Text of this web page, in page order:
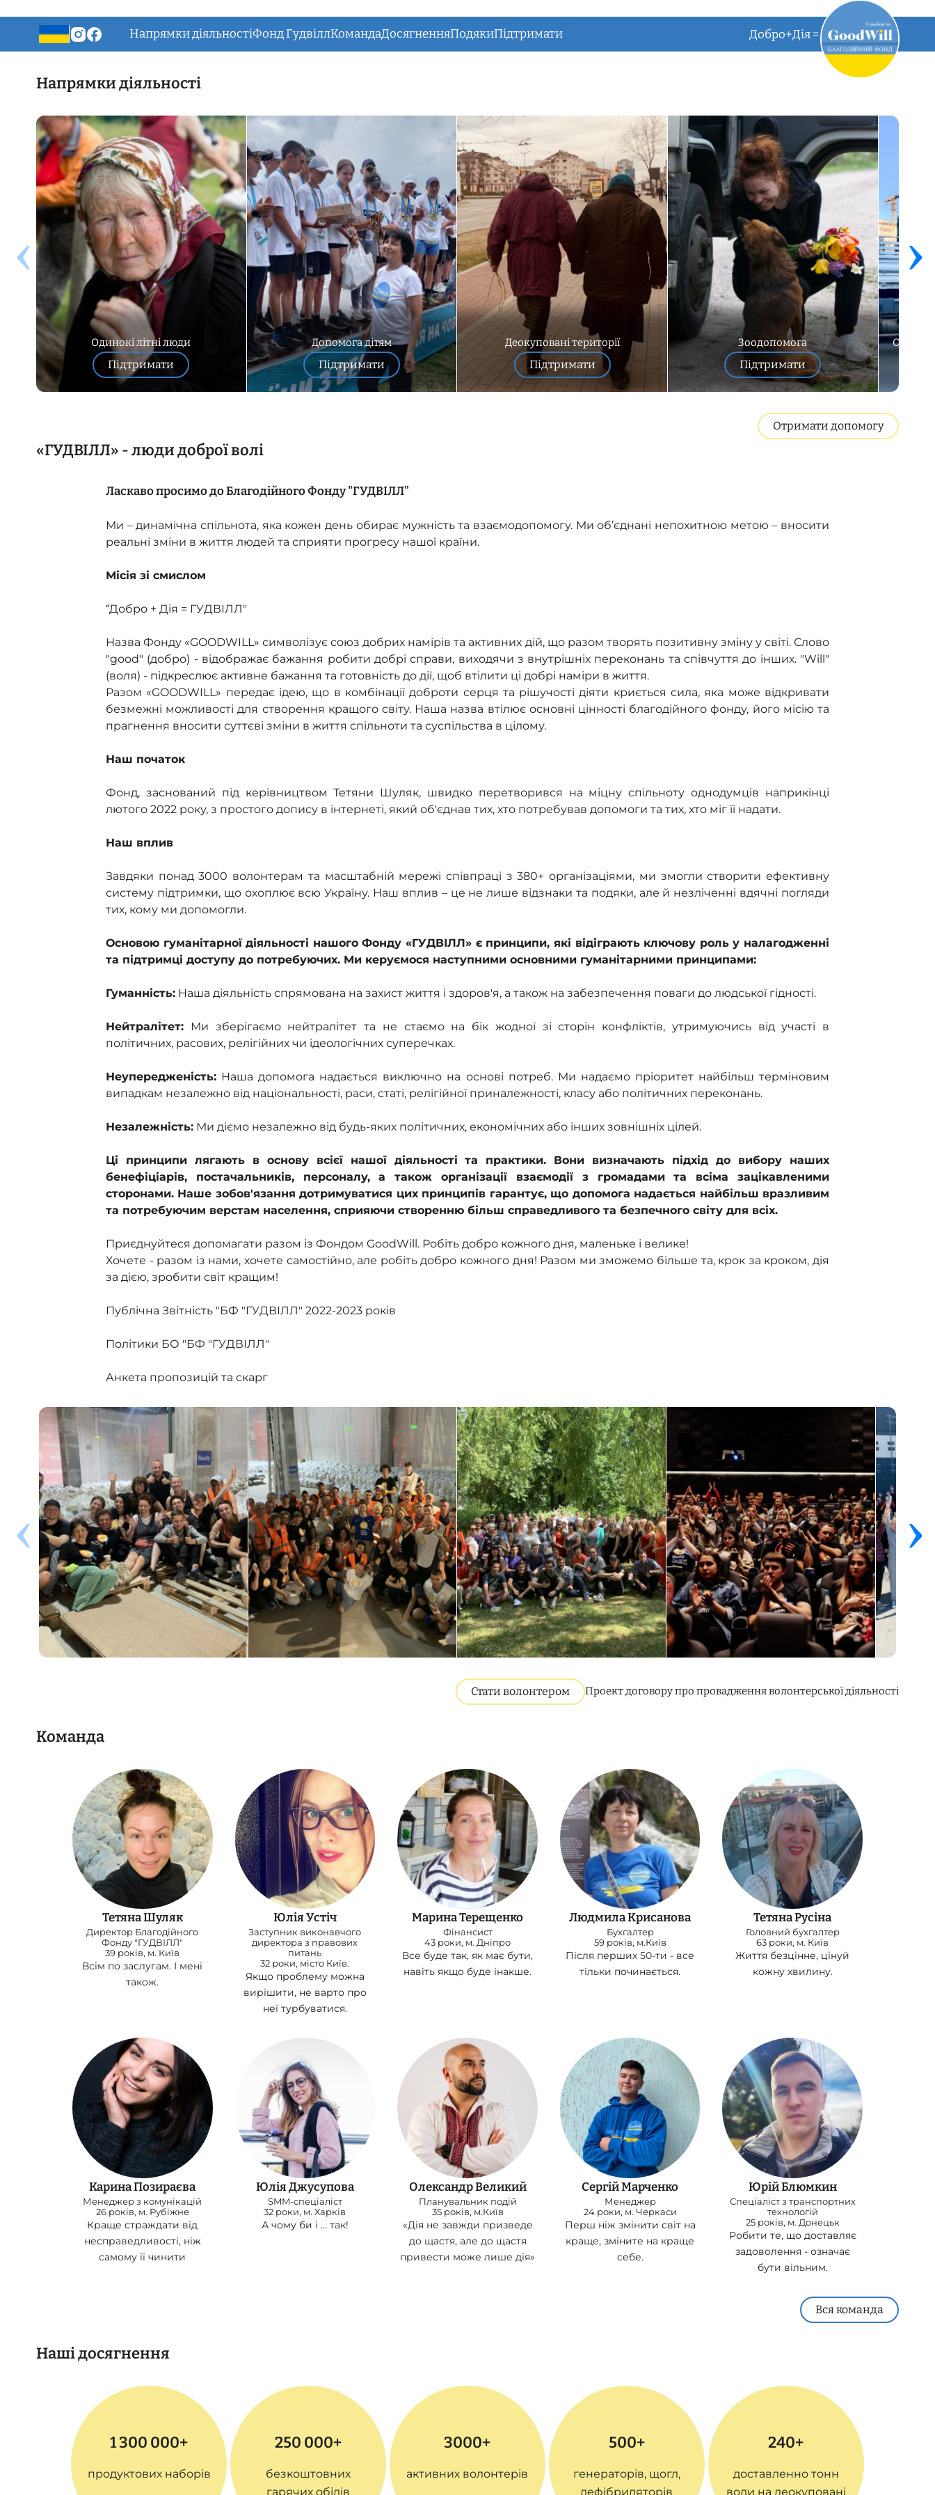
Напрямки діяльностіФонд ГудвіллКомандаДосягненняПодякиПідтримати Добро+Дія =
Напрямки діяльності
Одинокі літні люди
Підтримати
Допомога дітям
Підтримати
Деокуповані території
Підтримати
Зоодопомога
Підтримати
Об'єкти
Отримати допомогу
«ГУДВІЛЛ» - люди доброї волі
Ласкаво просимо до Благодійного Фонду "ГУДВІЛЛ"
Ми – динамічна спільнота, яка кожен день обирає мужність та взаємодопомогу. Ми об’єднані непохитною метою – вносити
реальні зміни в життя людей та сприяти прогресу нашої країни.
Місія зі смислом
“Добро + Дія = ГУДВІЛЛ"
Назва Фонду «GOODWILL» символізує союз добрих намірів та активних дій, що разом творять позитивну зміну у світі. Слово
"good" (добро) - відображає бажання робити добрі справи, виходячи з внутрішніх переконань та співчуття до інших. "Will"
(воля) - підкреслює активне бажання та готовність до дії, щоб втілити ці добрі наміри в життя.
Разом «GOODWILL» передає ідею, що в комбінації доброти серця та рішучості діяти криється сила, яка може відкривати
безмежні можливості для створення кращого світу. Наша назва втілює основні цінності благодійного фонду, його місію та
прагнення вносити суттєві зміни в життя спільноти та суспільства в цілому.
Наш початок
Фонд, заснований під керівництвом Тетяни Шуляк, швидко перетворився на міцну спільноту однодумців наприкінці
лютого 2022 року, з простого допису в інтернеті, який об'єднав тих, хто потребував допомоги та тих, хто міг її надати.
Наш вплив
Завдяки понад 3000 волонтерам та масштабній мережі співпраці з 380+ організаціями, ми змогли створити ефективну
систему підтримки, що охоплює всю Україну. Наш вплив – це не лише відзнаки та подяки, але й незліченні вдячні погляди
тих, кому ми допомогли.
Основою гуманітарної діяльності нашого Фонду «ГУДВІЛЛ» є принципи, які відіграють ключову роль у налагодженні
та підтримці доступу до потребуючих. Ми керуємося наступними основними гуманітарними принципами:
Гуманність: Наша діяльність спрямована на захист життя і здоров'я, а також на забезпечення поваги до людської гідності.
Нейтралітет: Ми зберігаємо нейтралітет та не стаємо на бік жодної зі сторін конфліктів, утримуючись від участі в
політичних, расових, релігійних чи ідеологічних суперечках.
Неупередженість: Наша допомога надається виключно на основі потреб. Ми надаємо пріоритет найбільш терміновим
випадкам незалежно від національності, раси, статі, релігійної приналежності, класу або політичних переконань.
Незалежність: Ми діємо незалежно від будь-яких політичних, економічних або інших зовнішніх цілей.
Ці принципи лягають в основу всієї нашої діяльності та практики. Вони визначають підхід до вибору наших
бенефіціарів, постачальників, персоналу, а також організації взаємодії з громадами та всіма зацікавленими
сторонами. Наше зобов'язання дотримуватися цих принципів гарантує, що допомога надається найбільш вразливим
та потребуючим верстам населення, сприяючи створенню більш справедливого та безпечного світу для всіх.
Приєднуйтеся допомагати разом із Фондом GoodWill. Робіть добро кожного дня, маленьке і велике!
Хочете - разом із нами, хочете самостійно, але робіть добро кожного дня! Разом ми зможемо більше та, крок за кроком, дія
за дією, зробити світ кращим!
Публічна Звітність "БФ "ГУДВІЛЛ" 2022-2023 років
Політики БО "БФ "ГУДВІЛЛ"
Анкета пропозицій та скарг
Стати волонтером Проект договору про провадження волонтерської діяльності
Команда
Тетяна Шуляк
Директор Благодійного
Фонду "ГУДВІЛЛ"
39 років, м. Київ
Всім по заслугам. І мені
також.
Юлія Устіч
Заступник виконавчого
директора з правових
питань
32 роки, місто Київ.
Якщо проблему можна
вирішити, не варто про
неї турбуватися.
Марина Терещенко
Фінансист
43 роки, м. Дніпро
Все буде так, як має бути,
навіть якщо буде інакше.
Людмила Крисанова
Бухгалтер
59 років, м.Київ
Після перших 50-ти - все
тільки починається.
Тетяна Русіна
Головний бухгалтер
63 роки, м. Київ
Життя безцінне, цінуй
кожну хвилину.
Карина Позираєва
Менеджер з комунікацій
26 років, м. Рубіжне
Краще страждати від
несправедливості, ніж
самому її чинити
Юлія Джусупова
SMM-спеціаліст
32 роки, м. Харків
А чому би і … так!
Олександр Великий
Планувальник подій
35 років, м.Київ
«Дія не завжди призведе
до щастя, але до щастя
привести може лише дія»
Сергій Марченко
Менеджер
24 роки, м. Черкаси
Перш ніж змінити світ на
краще, зміните на краще
себе.
Юрій Блюмкин
Спеціаліст з транспортних
технологій
25 років, м. Донецьк
Робити те, що доставляє
задоволення - означає
бути вільним.
Вся команда
Наші досягнення
1 300 000+
продуктових наборів
250 000+
безкоштовних
гарячих обідів
3000+
активних волонтерів
500+
генераторів, щогл,
дефібриляторів
240+
доставленно тонн
води на деокуповані